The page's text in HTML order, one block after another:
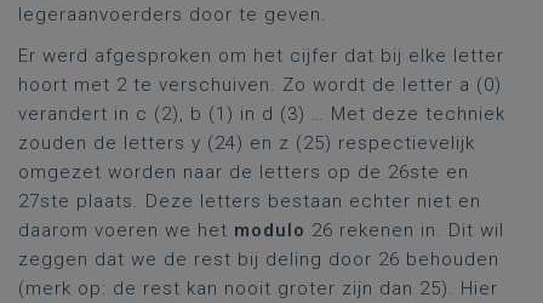
legeraanvoerders door te geven.
Er werd afgesproken om het cijfer dat bij elke letter
hoort met 2 te verschuiven. Zo wordt de letter a (0)
verandert in c (2), b (1) in d (3) … Met deze techniek
zouden de letters y (24) en z (25) respectievelijk
omgezet worden naar de letters op de 26ste en
27ste plaats. Deze letters bestaan echter niet en
daarom voeren we het modulo 26 rekenen in. Dit wil
zeggen dat we de rest bij deling door 26 behouden
(merk op: de rest kan nooit groter zijn dan 25). Hier